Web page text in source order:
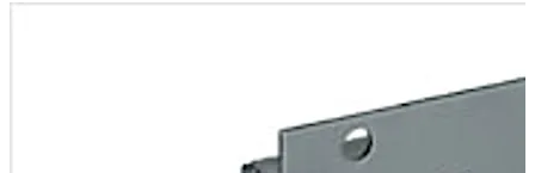
ermöglicht ein Aufschrauben oder Verschweißen des
Nietverbindung zur Aufnahme von massiven
Riegelbolzen montiert werden.